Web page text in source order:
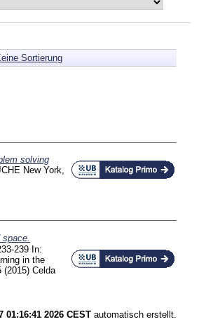
Sortierung
solving
New York,
239 In:
in the
(2015) Celda
01:16:41 2026 CEST automatisch erstellt.